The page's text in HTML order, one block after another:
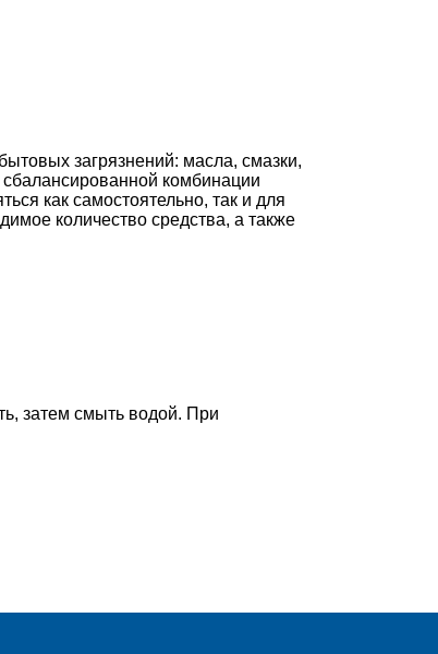
загрязнений: масла, смазки,
комбинации
как самостоятельно, так и для
количество средства, а также
затем смыть водой. При